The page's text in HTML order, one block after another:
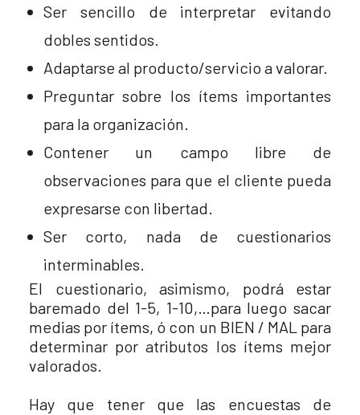
Ser sencillo de interpretar evitando
dobles sentidos.
Adaptarse al producto/servicio a valorar.
Preguntar sobre los ítems importantes
para la organización.
Contener un campo libre de
observaciones para que el cliente pueda
expresarse con libertad.
Ser corto, nada de cuestionarios
interminables.
El cuestionario, asimismo, podrá estar
baremado del 1-5, 1-10,…para luego sacar
medias por ítems, ó con un BIEN / MAL para
determinar por atributos los ítems mejor
valorados.
Hay que tener que las encuestas de